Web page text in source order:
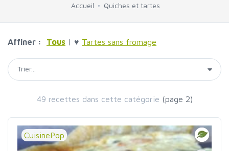
Accueil Quiches et tartes
Affiner : Tous | ♥ Tartes sans fromage
49 recettes dans cette catégorie (page 2)
CuisinePop